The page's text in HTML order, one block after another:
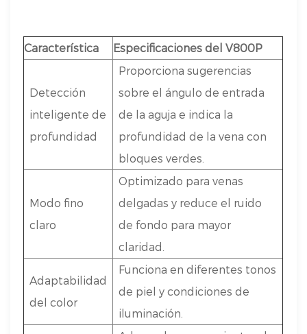
Característica Especificaciones del V800P
Detección
inteligente de
profundidad
Proporciona sugerencias
sobre el ángulo de entrada
de la aguja e indica la
profundidad de la vena con
bloques verdes.
Modo fino
claro
Optimizado para venas
delgadas y reduce el ruido
de fondo para mayor
claridad.
Adaptabilidad
del color
Funciona en diferentes tonos
de piel y condiciones de
iluminación.